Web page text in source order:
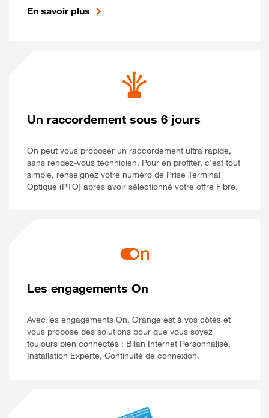
En savoir plus
Un raccordement sous 6 jours
On peut vous proposer un raccordement ultra rapide,
sans rendez-vous technicien. Pour en profiter, c’est tout
simple, renseignez votre numéro de Prise Terminal
Optique (PTO) après avoir sélectionné votre offre Fibre.
Les engagements On
Avec les engagements On, Orange est à vos côtés et
vous propose des solutions pour que vous soyez
toujours bien connectés : Bilan Internet Personnalisé,
Installation Experte, Continuité de connexion.